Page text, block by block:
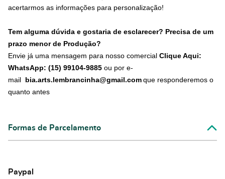
acertarmos as informações para personalização!
Tem alguma dúvida e gostaria de esclarecer? Precisa de um
prazo menor de Produção?
Envie já uma mensagem para nosso comercial Clique Aqui:
WhatsApp: (15) 99104-9885 ou por e-
mail bia.arts.lembrancinha@gmail.comque responderemos o
quanto antes
Formas de Parcelamento
Paypal